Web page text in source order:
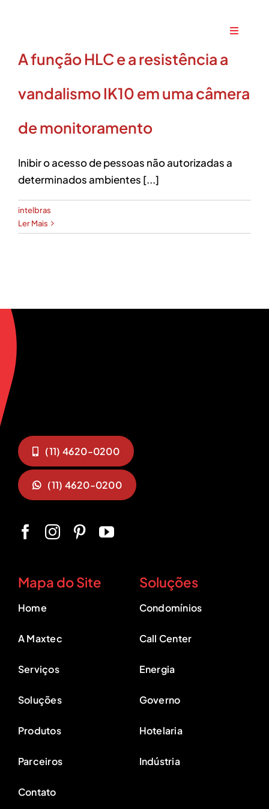
conteúdo
Toggle
Home
A Maxtec
Soluções
A função HLC e a resistência a
vandalismo IK10 em uma câmera
de monitoramento
Inibir o acesso de pessoas não autorizadas a
determinados ambientes [...]
intelbras
Ler Mais
(11) 4620-0200
(11) 4620-0200
Mapa do Site
Home
A Maxtec
Serviços
Soluções
Produtos
Parceiros
Contato
Soluções
Condomínios
Call Center
Energia
Governo
Hotelaria
Indústria